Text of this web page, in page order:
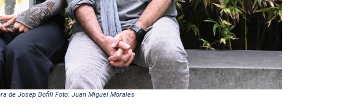
de Josep Bofill Foto: Juan Miguel Morales